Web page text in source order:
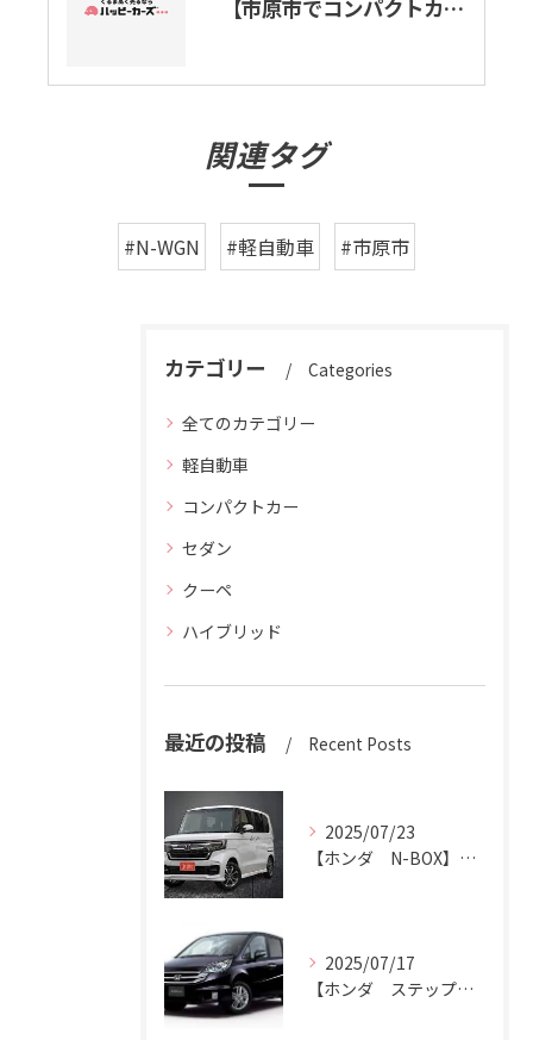
【市原市でコンパクトカーの出張車買取り致します。】ホンダ・N-WGN（高値おすすめ）
関連タグ
#N-WGN #軽自動車 #市原市
カテゴリー Categories
全てのカテゴリー
軽自動車
コンパクトカー
セダン
クーペ
ハイブリッド
最近の投稿 Recent Posts
2025/07/23
【ホンダ N-BOX】N-BOXをハッピーカーズ市原中央店にお売りください。
2025/07/17
【ホンダ ステップワゴン】ハッピーカーズ市原中央店がステップワゴン買取ります。